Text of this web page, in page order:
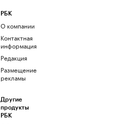
РБК
О компании
Контактная
информация
Редакция
Размещение
рекламы
Другие
продукты
РБК